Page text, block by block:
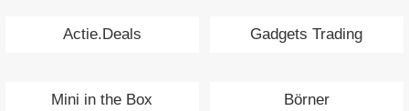
Actie.Deals Gadgets Trading
Mini in the Box Börner